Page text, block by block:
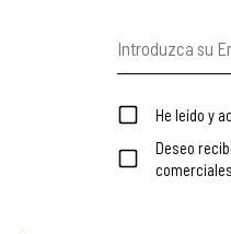
He leído y
Deseo